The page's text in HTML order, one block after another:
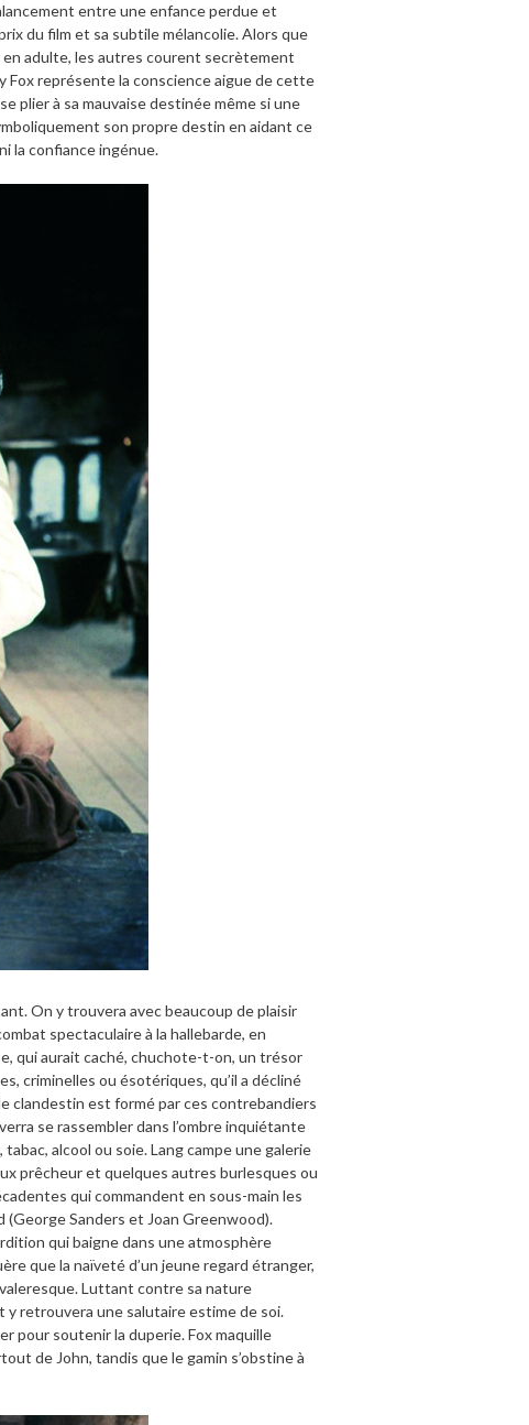
entre une enfance perdue et
du film et sa subtile mélancolie. Alors que
en adulte, les autres courent secrètement
représente la conscience aigue de cette
plier à sa mauvaise destinée même si une
son propre destin en aidant ce
la confiance ingénue.
On y trouvera avec beaucoup de plaisir
spectaculaire à la hallebarde, en
qui aurait caché, chuchote-t-on, un trésor
criminelles ou ésotériques, qu’il a décliné
clandestin est formé par ces contrebandiers
se rassembler dans l’ombre inquiétante
alcool ou soie. Lang campe une galerie
prêcheur et quelques autres burlesques ou
qui commandent en sous-main les
(George Sanders et Joan Greenwood).
qui baigne dans une atmosphère
que la naïveté d’un jeune regard étranger,
Luttant contre sa nature
y retrouvera une salutaire estime de soi.
pour soutenir la duperie. Fox maquille
de John, tandis que le gamin s’obstine à